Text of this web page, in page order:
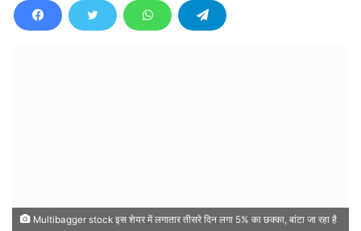
Multibagger stock इस शेयर में लगातार तीसरे दिन लगा 5% का छक्का, बांटा जा रहा है